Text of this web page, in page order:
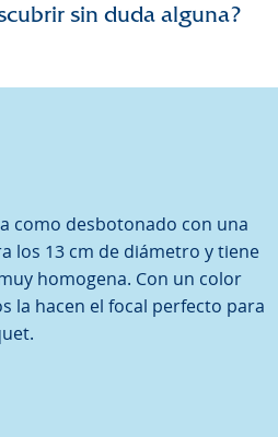
sin duda alguna?
como desbotonado con una
los 13 cm de diámetro y tiene
homogena. Con un color
la hacen el focal perfecto para